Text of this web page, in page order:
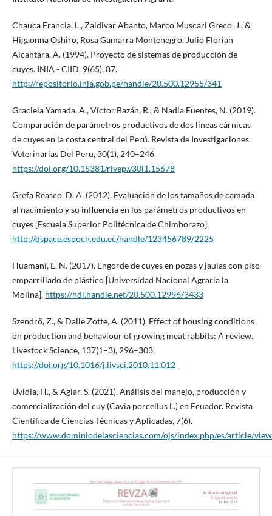
Chauca Francia, L., Zaldivar Abanto, Marco Muscari Greco, J., &
Higaonna Oshiro, Rosa Gamarra Montenegro, Julio Florian
Alcantara, A. (1994). Proyecto de sistemas de producciòn de
cuyes. INIA - CIID, 9(65), 87.
http://repositorio.inia.gob.pe/handle/20.500.12955/341
Graciela Yamada, A., Víctor Bazán, R., & Nadia Fuentes, N. (2019).
Comparación de parámetros productivos de dos líneas cárnicas
de cuyes en la costa central del Perú. Revista de Investigaciones
Veterinarias Del Peru, 30(1), 240–246.
https://doi.org/10.15381/rivep.v30i1.15678
Grefa Reasco, D. A. (2012). Evaluación de los tamaños de camada
al nacimiento y su influencia en los parámetros productivos en
cuyes [Escuela Superior Politécnica de Chimborazo].
http://dspace.espoch.edu.ec/handle/123456789/2225
Huamaní, E. N. (2017). Engorde de cuyes en pozas y jaulas con piso
emparrillado de plástico [Universidad Nacional Agraria la
Molina]. https://hdl.handle.net/20.500.12996/3433
Szendrő, Z., & Dalle Zotte, A. (2011). Effect of housing conditions
on production and behaviour of growing meat rabbits: A review.
Livestock Science, 137(1–3), 296–303.
https://doi.org/10.1016/j.livsci.2010.11.012
Uvidia, H., & Agiar, S. (2021). Análisis del manejo, producción y
comercialización del cuy (Cavia porcellus L.) en Ecuador. Revista
Científica de Ciencias Técnicas y Aplicadas, 7(6).
https://www.dominiodelasciencias.com/ojs/index.php/es/article/